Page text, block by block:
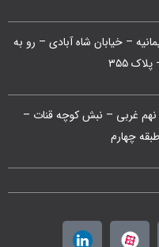
– خیابان شاه آبادی – رو به
۳۵۵
غربی – نبش کوچه قنات –
چهارم